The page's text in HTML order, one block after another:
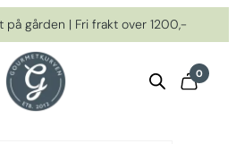
på gården | Fri frakt over 1200,-
0